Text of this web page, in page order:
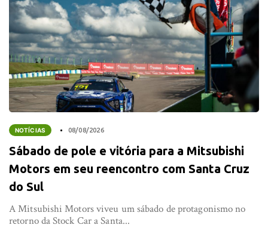
NOTÍCIAS 08/08/2026
Sábado de pole e vitória para a Mitsubishi
Motors em seu reencontro com Santa Cruz
do Sul
A Mitsubishi Motors viveu um sábado de protagonismo no
retorno da Stock Car a Santa...